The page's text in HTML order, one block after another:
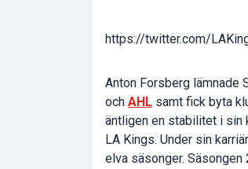
https://twitter.com/
Anton Forsberg lämnade
och AHL samt fick byta
äntligen en stabilitet i sin
LA Kings. Under sin
elva säsonger.